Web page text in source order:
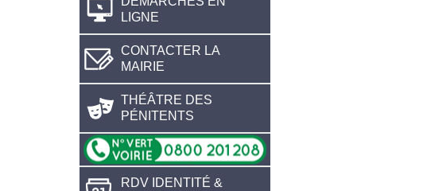
LIGNE
CONTACTER LA
MAIRIE
THÉÂTRE DES
PÉNITENTS
RDV IDENTITÉ &